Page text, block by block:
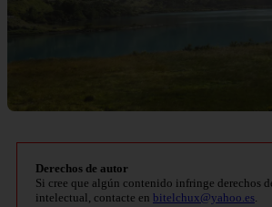
Derechos de autor
Si cree que algún contenido infringe derechos
intelectual, contacte en bitelchux@yahoo.es